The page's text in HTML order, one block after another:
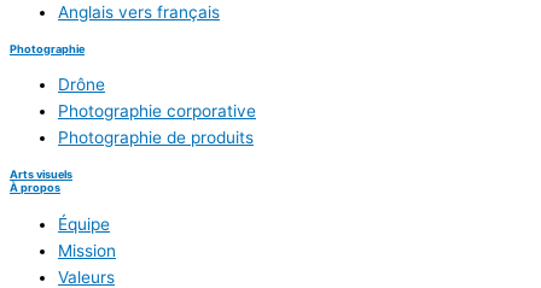
Anglais vers français
Photographie
Drône
Photographie corporative
Photographie de produits
Arts visuels
À propos
Équipe
Mission
Valeurs